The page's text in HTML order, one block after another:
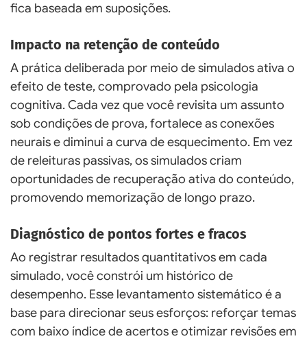
fica baseada em suposições.
Impacto na retenção de conteúdo
A prática deliberada por meio de simulados ativa o
efeito de teste, comprovado pela psicologia
cognitiva. Cada vez que você revisita um assunto
sob condições de prova, fortalece as conexões
neurais e diminui a curva de esquecimento. Em vez
de releituras passivas, os simulados criam
oportunidades de recuperação ativa do conteúdo,
promovendo memorização de longo prazo.
Diagnóstico de pontos fortes e fracos
Ao registrar resultados quantitativos em cada
simulado, você constrói um histórico de
desempenho. Esse levantamento sistemático é a
base para direcionar seus esforços: reforçar temas
com baixo índice de acertos e otimizar revisões em